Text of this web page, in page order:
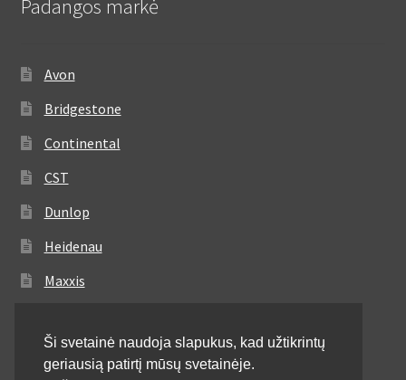
Padangos markė
Avon
Bridgestone
Continental
CST
Dunlop
Heidenau
Maxxis
Michelin
Ši svetainė naudoja slapukus, kad užtikrintų
geriausią patirtį mūsų svetainėje.